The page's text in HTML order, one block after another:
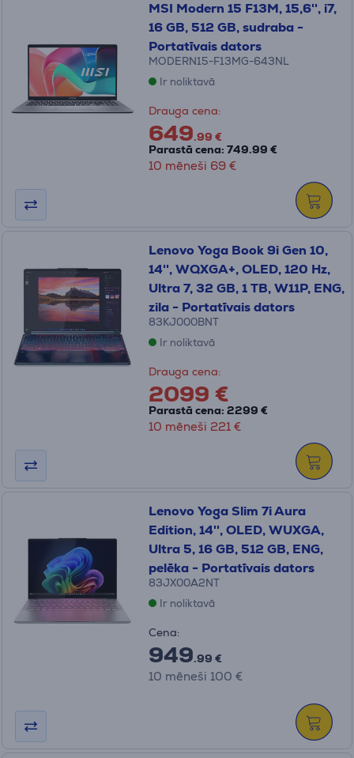
MSI Modern 15 F13M, 15,6'', i7,
16 GB, 512 GB, sudraba -
Portatīvais dators
MODERN15-F13MG-643NL
Ir noliktavā
Drauga cena:
649.99 €
Parastā cena: 749.99 €
10 mēneši 69 €
Lenovo Yoga Book 9i Gen 10,
14'', WQXGA+, OLED, 120 Hz,
Ultra 7, 32 GB, 1 TB, W11P, ENG,
zila - Portatīvais dators
83KJ000BNT
Ir noliktavā
Drauga cena:
2099 €
Parastā cena: 2299 €
10 mēneši 221 €
Lenovo Yoga Slim 7i Aura
Edition, 14'', OLED, WUXGA,
Ultra 5, 16 GB, 512 GB, ENG,
pelēka - Portatīvais dators
83JX00A2NT
Ir noliktavā
Cena:
949.99 €
10 mēneši 100 €